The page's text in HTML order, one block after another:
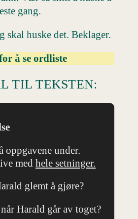
gang.
skal huske det. Beklager.
å se ordliste
TIL TEKSTEN:
oppgavene under.
med hele setninger.
glemt å gjøre?
Harald går av toget?